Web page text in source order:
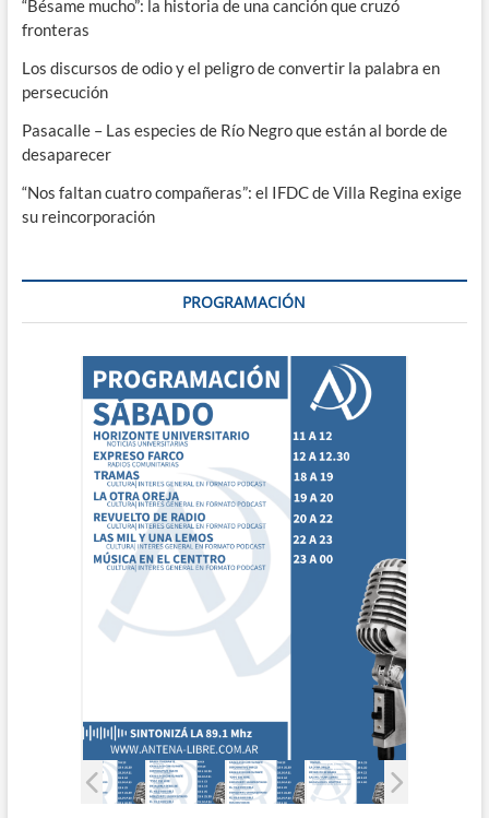
“Bésame mucho”: la historia de una canción que cruzó
fronteras
Los discursos de odio y el peligro de convertir la palabra en
persecución
Pasacalle – Las especies de Río Negro que están al borde de
desaparecer
“Nos faltan cuatro compañeras”: el IFDC de Villa Regina exige
su reincorporación
PROGRAMACIÓN